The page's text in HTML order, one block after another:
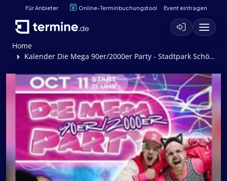
Für Anbieter Online-Terminbuchungstool Event eintragen
Home
Kalender Die Mega 90er/2000er Party - Stadtpark Schönebeck